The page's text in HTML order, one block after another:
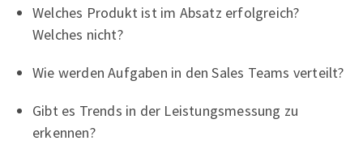
Welches Produkt ist im Absatz erfolgreich?
Welches nicht?
Wie werden Aufgaben in den Sales Teams verteilt?
Gibt es Trends in der Leistungsmessung zu
erkennen?